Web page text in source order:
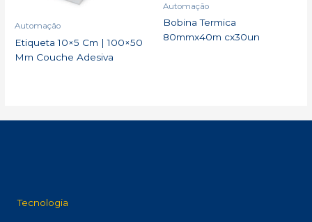
Automação
Etiqueta 10×5 Cm | 100×50
Mm Couche Adesiva
Automação
Bobina Termica
80mmx40m cx30un
Tecnologia